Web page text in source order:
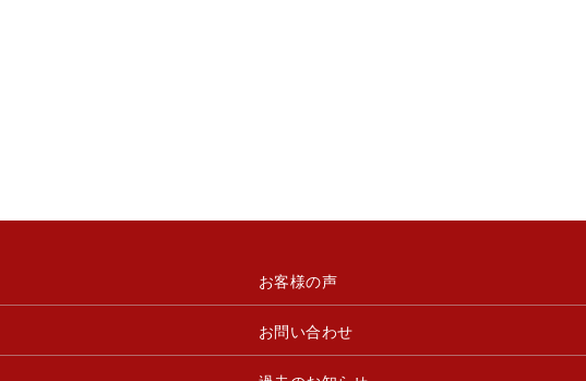
お客様の声
お問い合わせ